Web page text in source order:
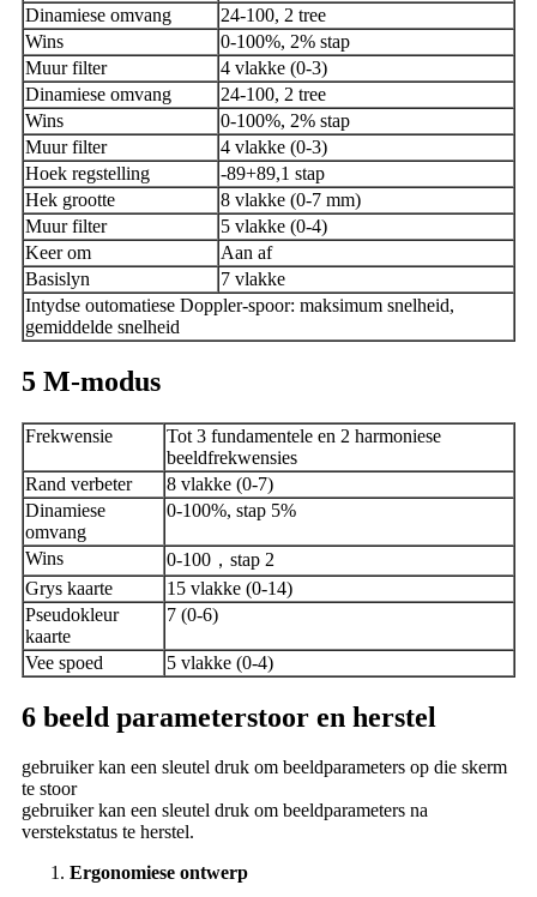
Dinamiese omvang
24-100, 2 tree
Wins
0-100%, 2% stap
Muur filter
4 vlakke (0-3)
Dinamiese omvang
24-100, 2 tree
Wins
0-100%, 2% stap
Muur filter
4 vlakke (0-3)
Hoek regstelling
-89+89,1 stap
Hek grootte
8 vlakke (0-7 mm)
Muur filter
5 vlakke (0-4)
Keer om
Aan af
Basislyn
7 vlakke
Intydse outomatiese Doppler-spoor: maksimum snelheid,
gemiddelde snelheid
5 M-modus
Frekwensie
Tot 3 fundamentele en 2 harmoniese
beeldfrekwensies
Rand verbeter
8 vlakke (0-7)
Dinamiese
omvang
0-100%, stap 5%
Wins 0-100 ， stap 2
Grys ​​kaarte
15 vlakke (0-14)
Pseudokleur
kaarte
7 (0-6)
Vee spoed 5 vlakke (0-4)
6 beeld parameterstoor en herstel
gebruiker kan een sleutel druk om beeldparameters op die skerm
te stoor
gebruiker kan een sleutel druk om beeldparameters na
verstekstatus te herstel.
Ergonomiese ontwerp